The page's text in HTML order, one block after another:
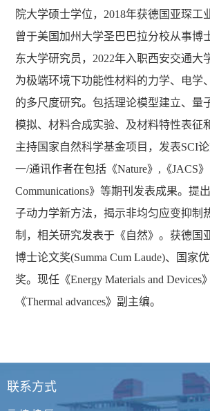
院大学硕士学位，2018年获德国亚琛工
曾于美国加州大学圣巴巴拉分校从事博
东大学研究员，2022年入职西安交通大
为极端环境下功能性材料的力学、电学
的多尺度研究。包括理论模型建立、量
模拟、材料合成实验、及材料特性表征
主持国家自然科学基金项目，发表SCI
一/通讯作者在包括《Nature》,《JACS
Communications》等期刊发表成果。提
子动力学新方法，揭示非均匀应变抑制
制，相关研究发表于《自然》。获德国
博士论文奖(Summa Cum Laude)、国家
奖。现任《Energy Materials and Devices
《Thermal advances》副主编。
联系方式